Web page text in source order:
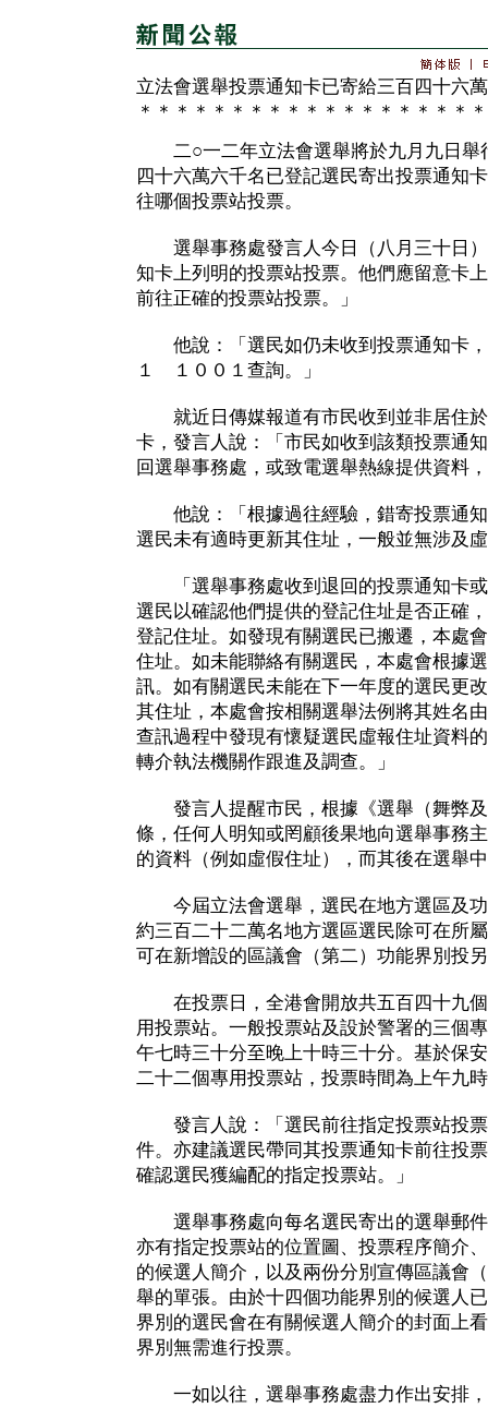
立法會選舉投票通知卡已寄給三百四十六
＊＊＊＊＊＊＊＊＊＊＊＊＊＊＊＊＊＊
二○一二年立法會選舉將於九月九日舉
四十六萬六千名已登記選民寄出投票通知
往哪個投票站投票。
選舉事務處發言人今日（八月三十日）
知卡上列明的投票站投票。他們應留意卡
前往正確的投票站投票。」
他說：「選民如仍未收到投票通知卡，
１ １００１查詢。」
就近日傳媒報道有市民收到並非居住於
卡，發言人說：「市民如收到該類投票通
回選舉事務處，或致電選舉熱線提供資料
他說：「根據過往經驗，錯寄投票通知
選民未有適時更新其住址，一般並無涉及
「選舉事務處收到退回的投票通知卡或
選民以確認他們提供的登記住址是否正確
登記住址。如發現有關選民已搬遷，本處
住址。如未能聯絡有關選民，本處會根據
訊。如有關選民未能在下一年度的選民更
其住址，本處會按相關選舉法例將其姓名
查訊過程中發現有懷疑選民虛報住址資料
轉介執法機關作跟進及調查。」
發言人提醒市民，根據《選舉（舞弊及
條，任何人明知或罔顧後果地向選舉事務
的資料（例如虛假住址），而其後在選舉
今屆立法會選舉，選民在地方選區及功
約三百二十二萬名地方選區選民除可在所
可在新增設的區議會（第二）功能界別投
在投票日，全港會開放共五百四十九個
用投票站。一般投票站及設於警署的三個
午七時三十分至晚上十時三十分。基於保
二十二個專用投票站，投票時間為上午九
發言人說：「選民前往指定投票站投票
件。亦建議選民帶同其投票通知卡前往投
確認選民獲編配的指定投票站。」
選舉事務處向每名選民寄出的選舉郵件
亦有指定投票站的位置圖、投票程序簡介
的候選人簡介，以及兩份分別宣傳區議會
舉的單張。由於十四個功能界別的候選人
界別的選民會在有關候選人簡介的封面上
界別無需進行投票。
一如以往，選舉事務處盡力作出安排，